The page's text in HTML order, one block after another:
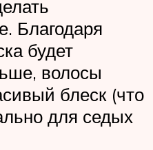
Благодаря
будет
волосы
блеск (что
для седых